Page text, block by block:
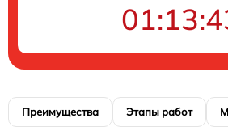
Преимущества Этапы работ